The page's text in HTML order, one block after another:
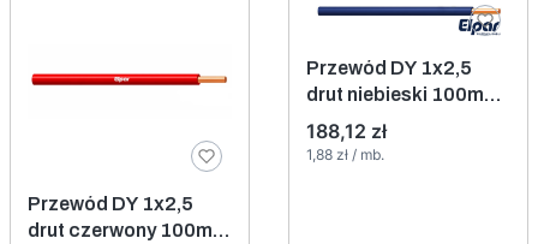
Przewód DY 1x2,5
drut czerwony 100mb
Przewód DY 1x2,5
drut niebieski 100mb
750V Elpar
Cena
188,12 zł
Cena jednostkowa
1,88 zł / mb.